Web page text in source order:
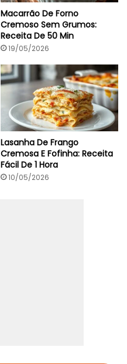
Macarrão De Forno
Cremoso Sem Grumos:
Receita De 50 Min
19/05/2026
Lasanha De Frango
Cremosa E Fofinha: Receita
Fácil De 1 Hora
10/05/2026